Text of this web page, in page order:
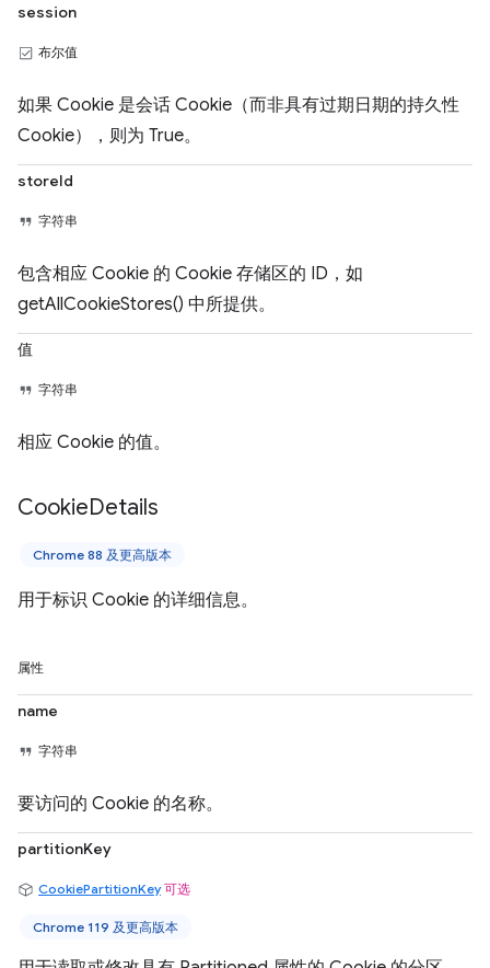
session
布尔值
如果 Cookie 是会话 Cookie（而非具有过期日期的持久性
Cookie），则为 True。
storeId
字符串
包含相应 Cookie 的 Cookie 存储区的 ID，如
getAllCookieStores() 中所提供。
值
字符串
相应 Cookie 的值。
CookieDetails
Chrome 88 及更高版本
用于标识 Cookie 的详细信息。
属性
name
字符串
要访问的 Cookie 的名称。
partitionKey
CookiePartitionKey 可选
Chrome 119 及更高版本